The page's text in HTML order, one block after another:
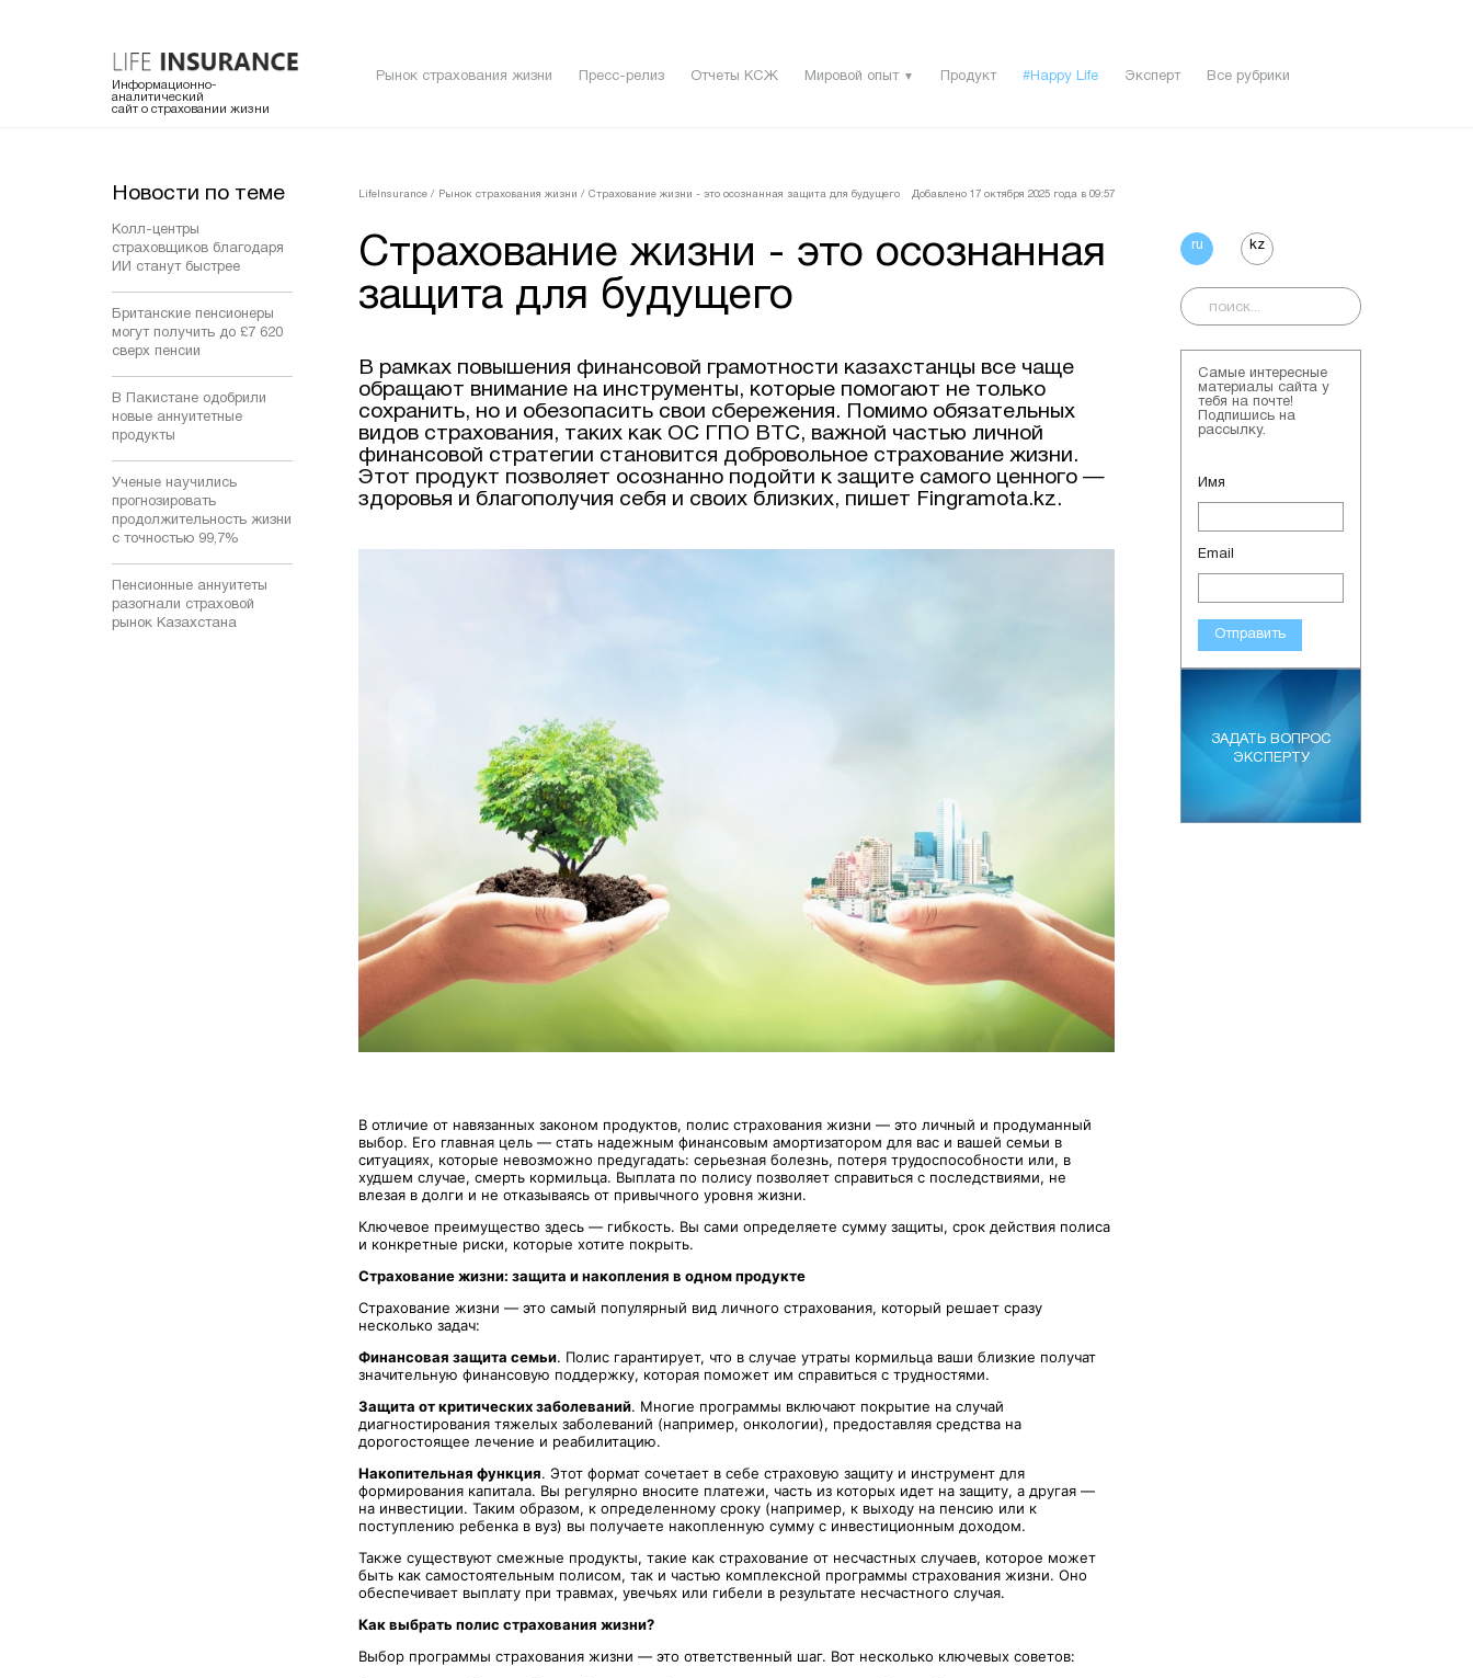
Информационно-
аналитический
сайт о страховании жизни
Рынок страхования жизни Пресс-релиз Отчеты КСЖ Мировой опыт ▼ Продукт #Happy Life Эксперт Все рубрики
Новости по теме
Колл-центры
страховщиков благодаря
ИИ станут быстрее
Британские пенсионеры
могут получить до £7 620
сверх пенсии
В Пакистане одобрили
новые аннуитетные
продукты
Ученые научились
прогнозировать
продолжительность жизни
с точностью 99,7%
Пенсионные аннуитеты
разогнали страховой
рынок Казахстана
LifeInsurance / Рынок страхования жизни / Страхование жизни - это осознанная защита для будущего Добавлено 17 октября 2025 года в 09:57
Страхование жизни - это осознанная
защита для будущего
В рамках повышения финансовой грамотности казахстанцы все чаще
обращают внимание на инструменты, которые помогают не только
сохранить, но и обезопасить свои сбережения. Помимо обязательных
видов страхования, таких как ОС ГПО ВТС, важной частью личной
финансовой стратегии становится добровольное страхование жизни.
Этот продукт позволяет осознанно подойти к защите самого ценного —
здоровья и благополучия себя и своих близких, пишет Fingramota.kz.
В отличие от навязанных законом продуктов, полис страхования жизни — это личный и продуманный
выбор. Его главная цель — стать надежным финансовым амортизатором для вас и вашей семьи в
ситуациях, которые невозможно предугадать: серьезная болезнь, потеря трудоспособности или, в
худшем случае, смерть кормильца. Выплата по полису позволяет справиться с последствиями, не
влезая в долги и не отказываясь от привычного уровня жизни.
Ключевое преимущество здесь — гибкость. Вы сами определяете сумму защиты, срок действия полиса
и конкретные риски, которые хотите покрыть.
Страхование жизни: защита и накопления в одном продукте
Страхование жизни — это самый популярный вид личного страхования, который решает сразу
несколько задач:
Финансовая защита семьи. Полис гарантирует, что в случае утраты кормильца ваши близкие получат
значительную финансовую поддержку, которая поможет им справиться с трудностями.
Защита от критических заболеваний. Многие программы включают покрытие на случай
диагностирования тяжелых заболеваний (например, онкологии), предоставляя средства на
дорогостоящее лечение и реабилитацию.
Накопительная функция. Этот формат сочетает в себе страховую защиту и инструмент для
формирования капитала. Вы регулярно вносите платежи, часть из которых идет на защиту, а другая —
на инвестиции. Таким образом, к определенному сроку (например, к выходу на пенсию или к
поступлению ребенка в вуз) вы получаете накопленную сумму с инвестиционным доходом.
Также существуют смежные продукты, такие как страхование от несчастных случаев, которое может
быть как самостоятельным полисом, так и частью комплексной программы страхования жизни. Оно
обеспечивает выплату при травмах, увечьях или гибели в результате несчастного случая.
Как выбрать полис страхования жизни?
Выбор программы страхования жизни — это ответственный шаг. Вот несколько ключевых советов:
ru kz
Самые интересные
материалы сайта у
тебя на почте!
Подпишись на
рассылку.
Имя
Email
Отправить
ЗАДАТЬ ВОПРОС
ЭКСПЕРТУ